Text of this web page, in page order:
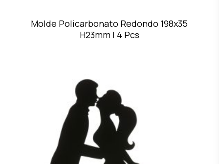
Molde Policarbonato Redondo 198x35
H23mm | 4 Pcs